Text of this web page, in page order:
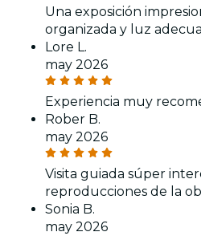
Una exposición
organizada y luz
Lore L.
may 2026
Experiencia muy
Rober B.
may 2026
Visita guiada súper
reproducciones de la
Sonia B.
may 2026